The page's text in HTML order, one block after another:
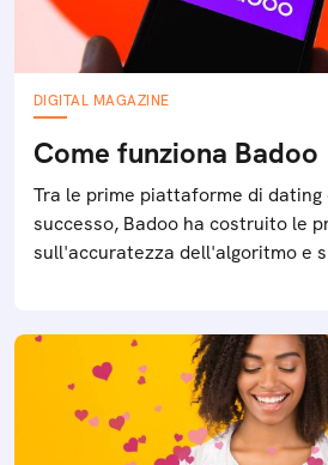
DIGITAL MAGAZINE
Come funziona Badoo
Tra le prime piattaforme di
successo, Badoo ha costruito le
sull'accuratezza dell'algoritmo e